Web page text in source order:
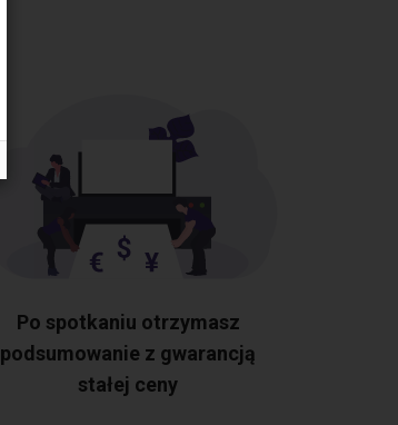
Po spotkaniu otrzymasz
podsumowanie z gwarancją
stałej ceny